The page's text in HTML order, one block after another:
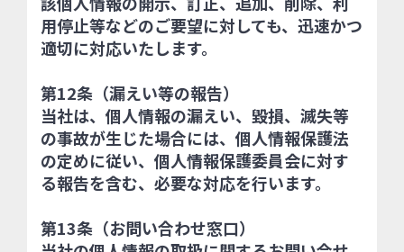
用停止等などのご要望に対しても、迅速かつ
適切に対応いたします。
第12条（漏えい等の報告）
当社は、個人情報の漏えい、毀損、滅失等
の事故が生じた場合には、個人情報保護法
の定めに従い、個人情報保護委員会に対す
る報告を含む、必要な対応を行います。
第13条（お問い合わせ窓口）